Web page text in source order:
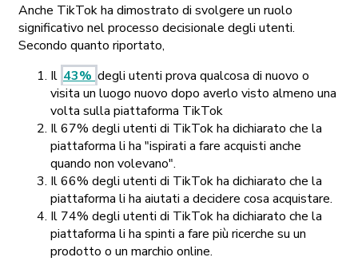
Anche TikTok ha dimostrato di svolgere un ruolo
significativo nel processo decisionale degli utenti.
Secondo quanto riportato,
Il 43% degli utenti prova qualcosa di nuovo o
visita un luogo nuovo dopo averlo visto almeno una
volta sulla piattaforma TikTok
Il 67% degli utenti di TikTok ha dichiarato che la
piattaforma li ha "ispirati a fare acquisti anche
quando non volevano".
Il 66% degli utenti di TikTok ha dichiarato che la
piattaforma li ha aiutati a decidere cosa acquistare.
Il 74% degli utenti di TikTok ha dichiarato che la
piattaforma li ha spinti a fare più ricerche su un
prodotto o un marchio online.